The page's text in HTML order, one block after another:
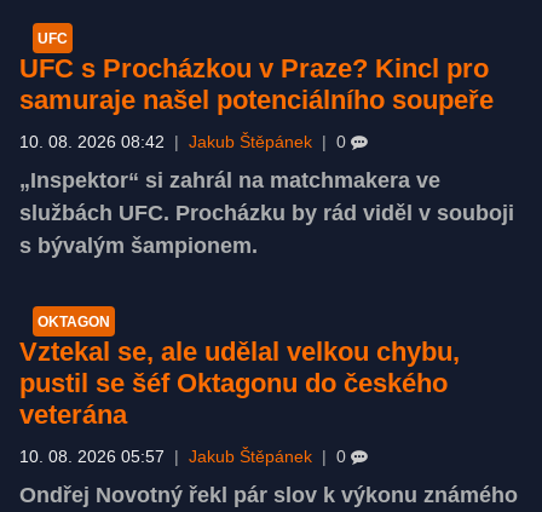
UFC
UFC s Procházkou v Praze? Kincl pro
samuraje našel potenciálního soupeře
10. 08. 2026 08:42 Jakub Štěpánek 0
„Inspektor“ si zahrál na matchmakera ve
službách UFC. Procházku by rád viděl v souboji
s bývalým šampionem.
OKTAGON
Vztekal se, ale udělal velkou chybu,
pustil se šéf Oktagonu do českého
veterána
10. 08. 2026 05:57 Jakub Štěpánek 0
Ondřej Novotný řekl pár slov k výkonu známého